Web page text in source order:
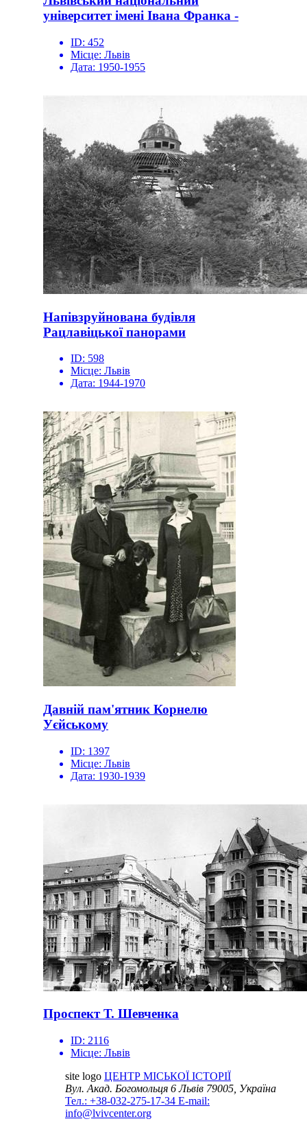
університет імені Івана Франка -
ID: 452
Місце: Львів
Дата: 1950-1955
Напівзруйнована будівля
Рацлавіцької панорами
ID: 598
Місце: Львів
Дата: 1944-1970
Давній пам'ятник Корнелю
Уєйському
ID: 1397
Місце: Львів
Дата: 1930-1939
Проспект Т. Шевченка
ID: 2116
Місце: Львів
site logo ЦЕНТР МІСЬКОЇ ІСТОРІЇ
Вул. Акад. Богомольця 6Львів 79005, Україна
Тел.: +38-032-275-17-34 E-mail:
info@lvivcenter.org